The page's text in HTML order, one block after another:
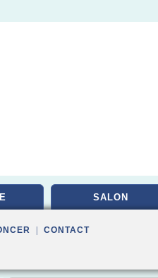
SALON
CONTACT